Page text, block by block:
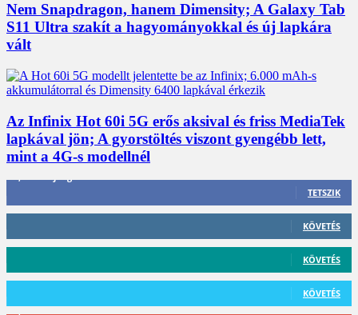
Nem Snapdragon, hanem Dimensity; A Galaxy Tab
S11 Ultra szakít a hagyományokkal és új lapkára
vált
Az Infinix Hot 60i 5G erős aksival és friss MediaTek
lapkával jön; A gyorstöltés viszont gyengébb lett,
mint a 4G-s modellnél
TETSZIK
KÖVETÉS
KÖVETÉS
KÖVETÉS